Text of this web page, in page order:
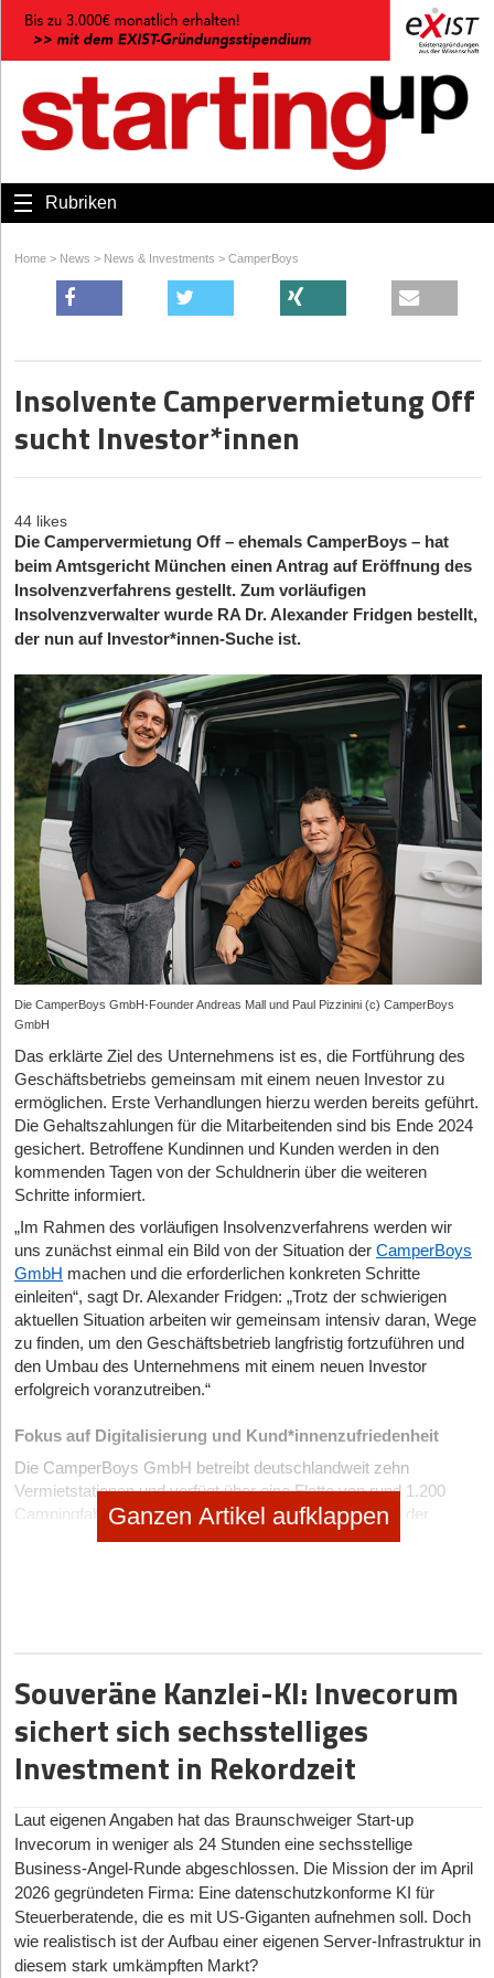
Rubriken
Home > News > News & Investments > CamperBoys
Insolvente Campervermietung Off
sucht Investor*innen
44 likes
Die Campervermietung Off – ehemals CamperBoys – hat
beim Amtsgericht München einen Antrag auf Eröffnung des
Insolvenzverfahrens gestellt. Zum vorläufigen
Insolvenzverwalter wurde RA Dr. Alexander Fridgen bestellt,
der nun auf Investor*innen-Suche ist.
Die CamperBoys GmbH-Founder Andreas Mall und Paul Pizzinini (c) CamperBoys
GmbH
Das erklärte Ziel des Unternehmens ist es, die Fortführung des
Geschäftsbetriebs gemeinsam mit einem neuen Investor zu
ermöglichen. Erste Verhandlungen hierzu werden bereits geführt.
Die Gehaltszahlungen für die Mitarbeitenden sind bis Ende 2024
gesichert. Betroffene Kundinnen und Kunden werden in den
kommenden Tagen von der Schuldnerin über die weiteren
Schritte informiert.
„Im Rahmen des vorläufigen Insolvenzverfahrens werden wir
uns zunächst einmal ein Bild von der Situation der CamperBoys
GmbH machen und die erforderlichen konkreten Schritte
einleiten“, sagt Dr. Alexander Fridgen: „Trotz der schwierigen
aktuellen Situation arbeiten wir gemeinsam intensiv daran, Wege
zu finden, um den Geschäftsbetrieb langfristig fortzuführen und
den Umbau des Unternehmens mit einem neuen Investor
erfolgreich voranzutreiben.“
Fokus auf Digitalisierung und Kund*innenzufriedenheit
Die CamperBoys GmbH betreibt deutschlandweit zehn
Vermietstationen und verfügt über eine Flotte von rund 1.200
Campingfahrzeugen. Die gesamte Dienstleistung, von der
Entsprechend ist Off inzwischen ein Travel-Unternehmen, das
über die Campervermietung hinaus individuelle Routenplanung
durch den Off Guide ermöglicht. Mit einer eigenen, innovativen
Vermiet-Software sorgt Off für einfache und effiziente Abläufe bei
Marktveränderungen und finanzielle Herausforderungen
Das ursprüngliche Geschäftsmodell des Unternehmens ist
aufgrund gestiegener Einkaufspreise, hoher Finanzierungskosten
und sinkender Restwerte im Markt stark unter Druck geraten.
Nicht nur die Geschäftsführung, sondern auch
Bestandsinvestor*innen haben bis zuletzt an eine größere
Ganzen Artikel aufklappen
Souveräne Kanzlei-KI: Invecorum
sichert sich sechsstelliges
Investment in Rekordzeit
Laut eigenen Angaben hat das Braunschweiger Start-up
Invecorum in weniger als 24 Stunden eine sechsstellige
Business-Angel-Runde abgeschlossen. Die Mission der im April
2026 gegründeten Firma: Eine datenschutzkonforme KI für
Steuerberatende, die es mit US-Giganten aufnehmen soll. Doch
wie realistisch ist der Aufbau einer eigenen Server-Infrastruktur in
diesem stark umkämpften Markt?